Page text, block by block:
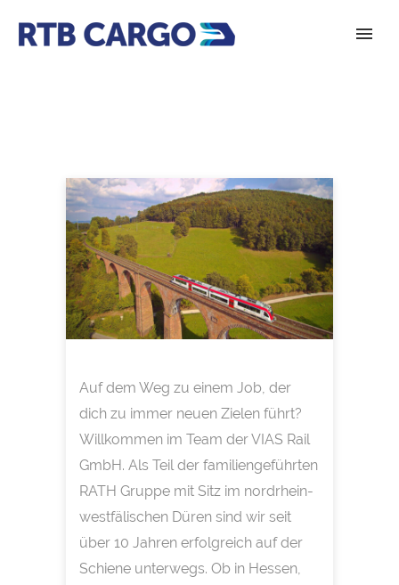
Auf dem Weg zu einem Job, der
dich zu immer neuen Zielen führt?
Willkommen im Team der VIAS Rail
GmbH. Als Teil der familiengeführten
RATH Gruppe mit Sitz im nordrhein-
westfälischen Düren sind wir seit
über 10 Jahren erfolgreich auf der
Schiene unterwegs. Ob in Hessen,